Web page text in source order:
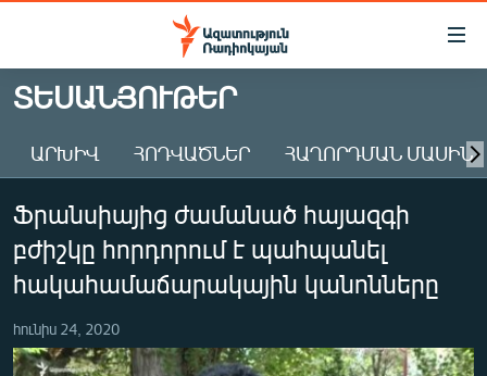
Մատչելիության
Անցնել
հիմնական
Անցնել
հիմնական
մենյուին
Որոնում
ԱԶԱՏՈՒԹՅՈՒՆ TV
ՀԱՅԱՍՏԱՆ
ԸՆՏՐՈՒԹՅՈՒՆՆԵՐ 2026
ԻՐԱՎՈՒՆՔ
ՏՆՏԵՍՈՒԹՅՈՒՆ
ՏԵՍԱՆՅՈՒԹԵՐ
ԱՐԽԻՎ ՀՈԴՎԱԾՆԵՐ ՀԱՂՈՐԴՄԱՆ ՄԱՍԻՆ
Ֆրանսիայից ժամանած հայազգի
բժիշկը հորդորում է պահպանել
հակահամաճարակային կանոնները
հունիս 24, 2020